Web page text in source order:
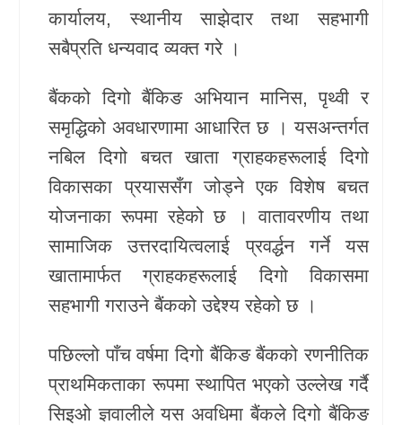
कार्यालय, स्थानीय साझेदार तथा सहभागी
सबैप्रति धन्यवाद व्यक्त गरे ।
बैंकको दिगो बैंकिङ अभियान मानिस, पृथ्वी र
समृद्धिको अवधारणामा आधारित छ । यसअन्तर्गत
नबिल दिगो बचत खाता ग्राहकहरूलाई दिगो
विकासका प्रयाससँग जोड्ने एक विशेष बचत
योजनाका रूपमा रहेको छ । वातावरणीय तथा
सामाजिक उत्तरदायित्वलाई प्रवर्द्धन गर्ने यस
खातामार्फत ग्राहकहरूलाई दिगो विकासमा
सहभागी गराउने बैंकको उद्देश्य रहेको छ ।
पछिल्लो पाँच वर्षमा दिगो बैंकिङ बैंकको रणनीतिक
प्राथमिकताका रूपमा स्थापित भएको उल्लेख गर्दै
सिइओ ज्ञवालीले यस अवधिमा बैंकले दिगो बैंकिङ